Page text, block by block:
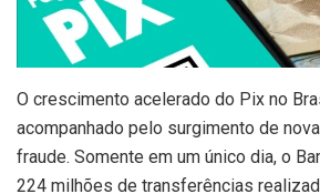
O crescimento acelerado do Pix no
acompanhado pelo surgimento de
fraude. Somente em um único dia, o
224 milhões de transferências